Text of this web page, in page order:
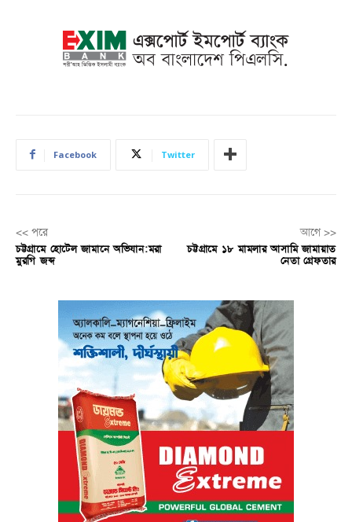
Facebook Twitter
<< পরে
চট্টগ্রামে হোটেল জামানে অভিযান:মরা
মুরগি জব্দ
আগে >>
চট্টগ্রামে ১৮ মামলার আসামি জামায়াত
নেতা গ্রেফতার